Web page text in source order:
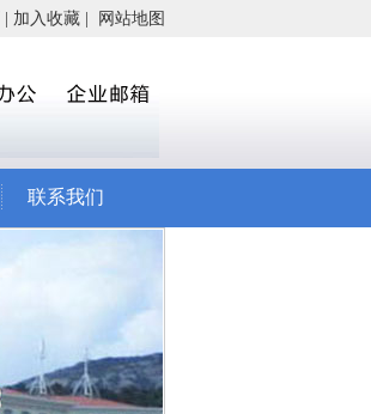
加入收藏 网站地图
联系我们